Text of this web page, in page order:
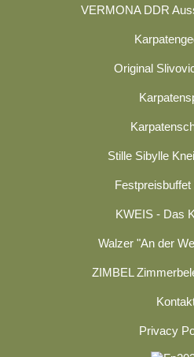
VERMONA DDR
Original
Stille Sibylle
Festpreisbuffet
KWEIS - Das
Walzer "An der
ZIMBEL
Privacy